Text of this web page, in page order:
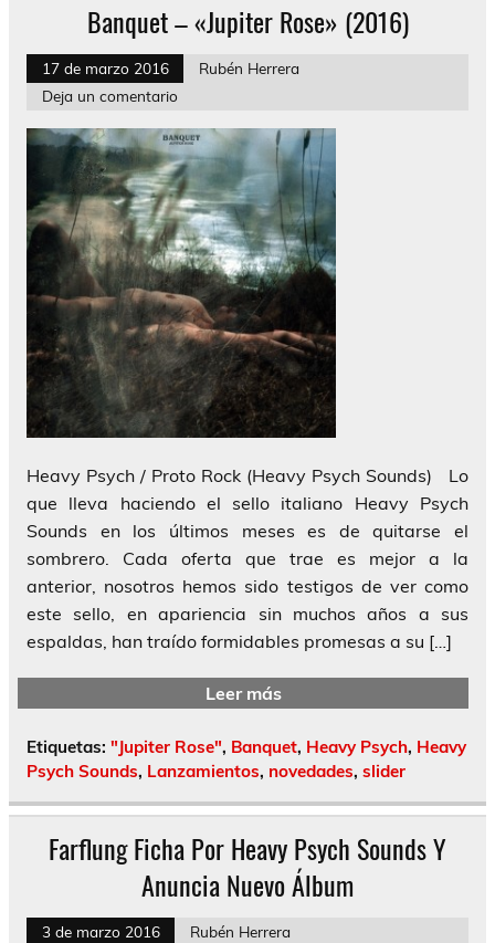
Banquet – «Jupiter Rose» (2016)
17 de marzo 2016
Rubén Herrera
Deja un comentario
Heavy Psych / Proto Rock (Heavy Psych Sounds) Lo
que lleva haciendo el sello italiano Heavy Psych
Sounds en los últimos meses es de quitarse el
sombrero. Cada oferta que trae es mejor a la
anterior, nosotros hemos sido testigos de ver como
este sello, en apariencia sin muchos años a sus
espaldas, han traído formidables promesas a su […]
Leer más
Etiquetas: "Jupiter Rose", Banquet, Heavy Psych, Heavy
Psych Sounds, Lanzamientos, novedades, slider
Farflung Ficha Por Heavy Psych Sounds Y
Anuncia Nuevo Álbum
3 de marzo 2016
Rubén Herrera